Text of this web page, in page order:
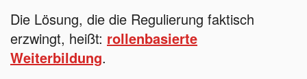
Die Lösung, die die Regulierung faktisch
erzwingt, heißt: rollenbasierte
Weiterbildung.